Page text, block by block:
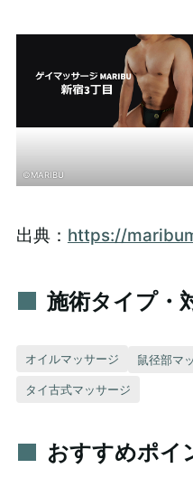
©MARIBU
出典： https://
施術タイプ・
オイルマッサージ 鼠径部マ
タイ古式マッサージ
おすすめポイ